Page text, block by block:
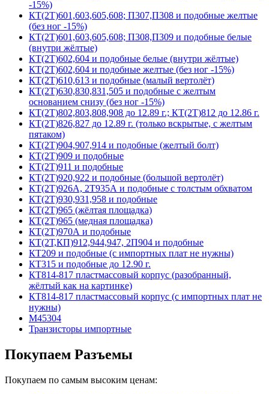
-15%)
КТ(2Т)601,603,605,608; П307,П308 и подобные желтые
(без ног -15%)
КТ(2Т)601,603,605,608; П308,П309 и подобные белые
(внутри жёлтые)
КТ(2Т)602,604 и подобные белые (внутри жёлтые)
КТ(2Т)602,604 и подобные желтые (без ног -15%)
КТ(2Т)610,613 и подобные (малый вертолёт)
КТ(2Т)630,830,831,505 и подобные с желтым
основанием снизу (без ног -15%)
КТ(2Т)802,803,808,908 до 12.89 г.; КТ(2Т)812 до 12.86 г.
КТ(2Т)826,827 до 12.89 г. (только вскрытые, с желтым
пятаком)
КТ(2Т)904,907,914 и подобные (желтый болт)
КТ(2Т)909 и подобные
КТ(2Т)911 и подобные
КТ(2Т)920,922 и подобные (большой вертолёт)
КТ(2Т)926А, 2Т935А и подобные с толстым обхватом
КТ(2Т)930,931,958 и подобные
КТ(2Т)965 (жёлтая площадка)
КТ(2Т)965 (медная площадка)
КТ(2Т)970А и подобные
КТ(2Т,КП)912,944,947, 2П904 и подобные
КТ209 и подобные (с импортных плат не нужны)
КТ315 и подобные до 12.90 г.
КТ814-817 пластмассовый корпус (разобранный,
жёлтый как на картинке)
КТ814-817 пластмассовый корпус (с импортных плат не
нужны)
М45304
Транзисторы импортные
Покупаем Разъемы
Покупаем по самым высоким ценам: